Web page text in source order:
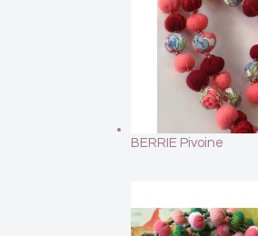
BERRIE Pivoine